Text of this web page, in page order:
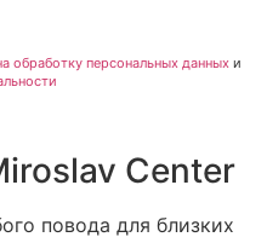
обработку персональных данных и
Сenter
повода для близких